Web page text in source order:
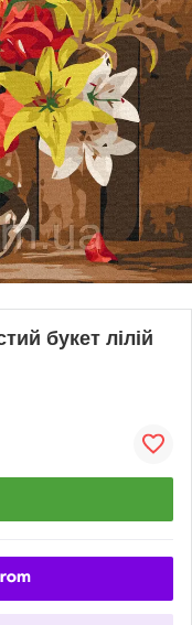
букет лілій